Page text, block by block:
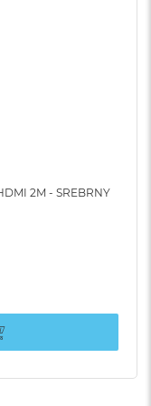
2M - SREBRNY